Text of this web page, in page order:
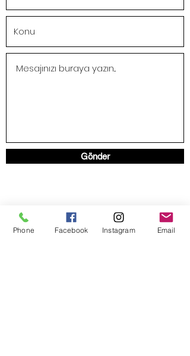
Gönder
Phone Facebook Instagram Email